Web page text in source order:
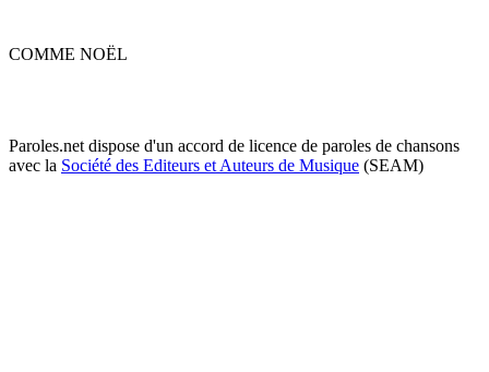
COMME NOËL
Paroles.net dispose d'un accord de licence de paroles de chansons
avec la Société des Editeurs et Auteurs de Musique (SEAM)